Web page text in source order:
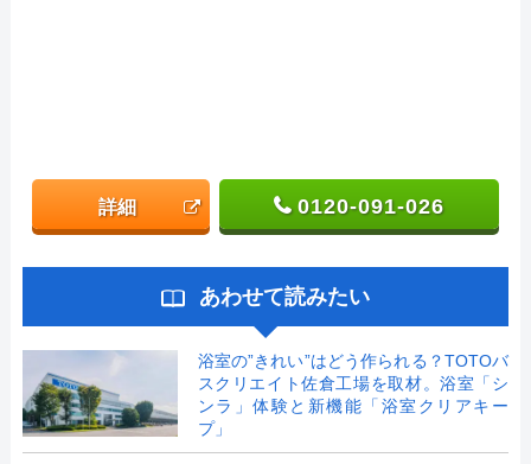
詳細 0120-091-026
あわせて読みたい
浴室の”きれい”はどう作られる？TOTOバ
スクリエイト佐倉工場を取材。浴室「シ
ンラ」体験と新機能「浴室クリアキー
プ」